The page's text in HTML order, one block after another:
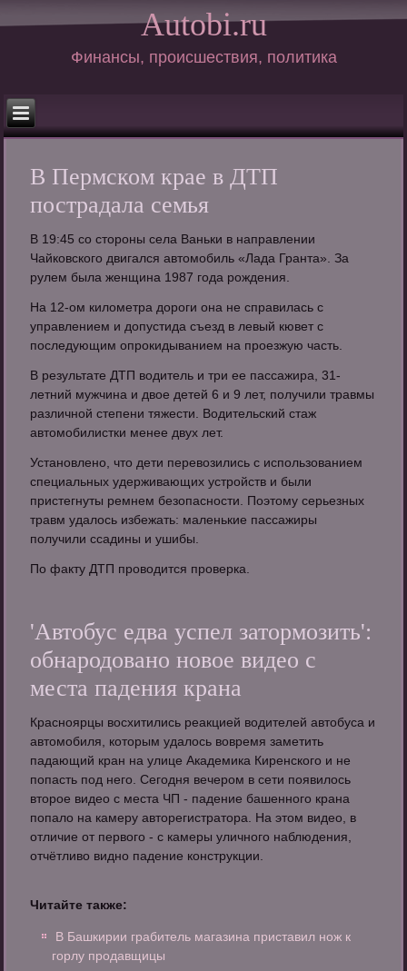
Autobi.ru
Финансы, происшествия, политика
В Пермском крае в ДТП
пострадала семья
В 19:45 со стороны села Ваньки в направлении
Чайковского двигался автомобиль «Лада Гранта». За
рулем была женщина 1987 года рождения.
На 12-ом километра дороги она не справилась с
управлением и допустида съезд в левый кювет с
последующим опрокидыванием на проезжую часть.
В результате ДТП водитель и три ее пассажира, 31-
летний мужчина и двое детей 6 и 9 лет, получили травмы
различной степени тяжести. Водительский стаж
автомобилистки менее двух лет.
Установлено, что дети перевозились с использованием
специальных удерживающих устройств и были
пристегнуты ремнем безопасности. Поэтому серьезных
травм удалось избежать: маленькие пассажиры
получили ссадины и ушибы.
По факту ДТП проводится проверка.
'Автобус едва успел затормозить':
обнародовано новое видео с
места падения крана
Красноярцы восхитились реакцией водителей автобуса и
автомобиля, которым удалось вовремя заметить
падающий кран на улице Академика Киренского и не
попасть под него. Сегодня вечером в сети появилось
второе видео с места ЧП - падение башенного крана
попало на камеру авторегистратора. На этом видео, в
отличие от первого - с камеры уличного наблюдения,
отчётливо видно падение конструкции.
Читайте также:
В Башкирии грабитель магазина приставил нож к
горлу продавщицы